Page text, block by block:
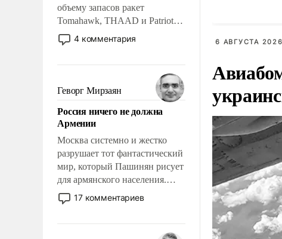
объему запасов ракет
Tomahawk, THAAD и Patriot
США потребуется более трех
лет. Даже небольшая война с
Сложившаяся ситуация
означает многолетний период
уязвимости США, например,
перед Китаем.
4 комментария
Геворг Мирзаян
Россия ничего не должна
Армении
Москва системно и жестко
разрушает тот фантастический
мир, который Пашинян рисует
для армянского населения.
Мир, где политические
прожекты будут безусловно
17 комментариев
6 АВГУСТА